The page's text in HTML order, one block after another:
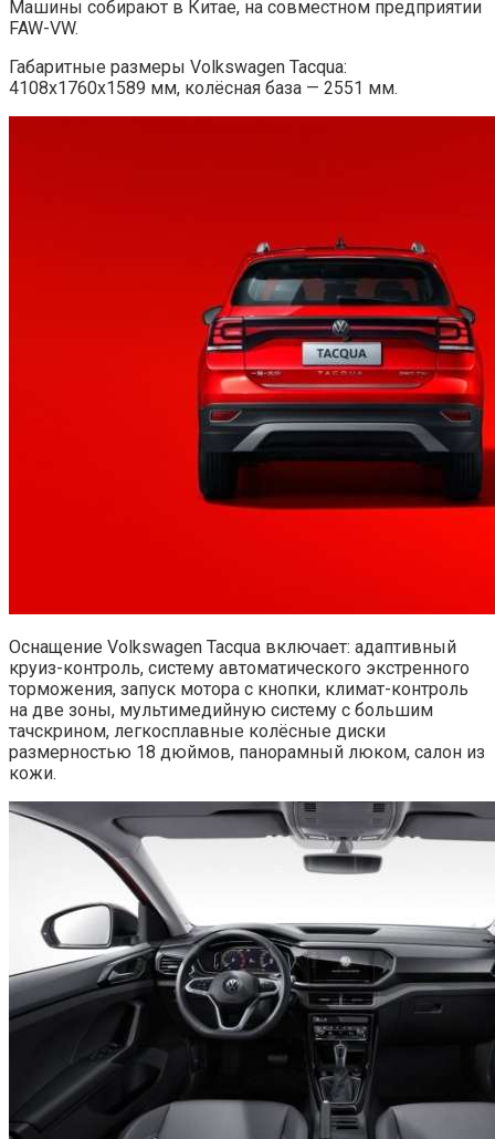
Машины собирают в Китае, на совместном предприятии
FAW-VW.
Габаритные размеры Volkswagen Tacqua:
4108x1760x1589 мм, колёсная база — 2551 мм.
Оснащение Volkswagen Tacqua включает: адаптивный
круиз-контроль, систему автоматического экстренного
торможения, запуск мотора с кнопки, климат-контроль
на две зоны, мультимедийную систему с большим
тачскрином, легкосплавные колёсные диски
размерностью 18 дюймов, панорамный люком, салон из
кожи.